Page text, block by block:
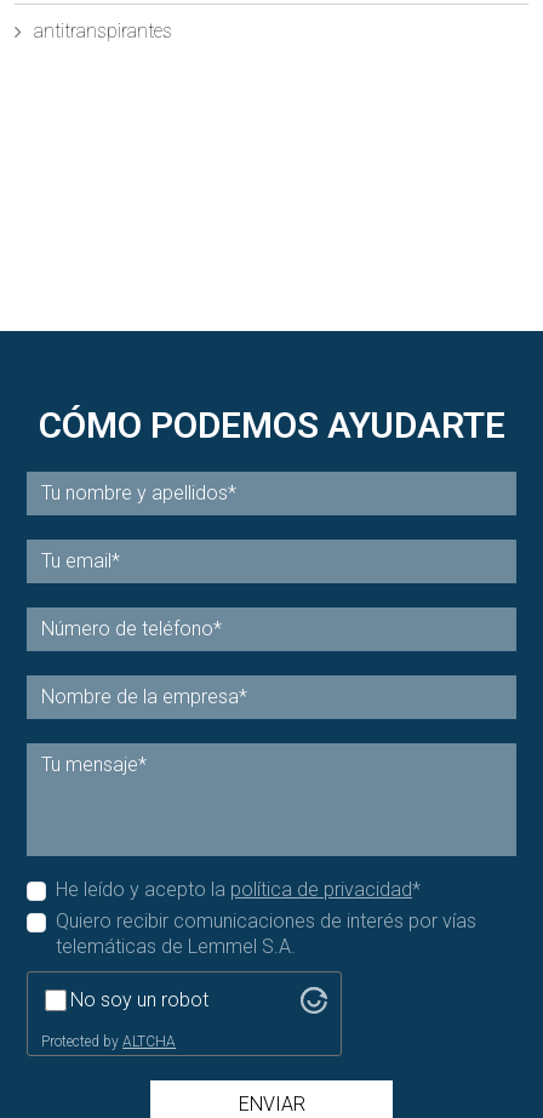
antitranspirantes
CÓMO PODEMOS AYUDARTE
He leído y acepto la política de privacidad*
Quiero recibir comunicaciones de interés por vías
telemáticas de Lemmel S.A.
No soy un robot
Protected byALTCHA
ENVIAR